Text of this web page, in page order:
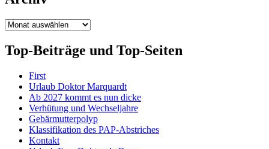
Archiv
Top-Beiträge und Top-Seiten
First
Urlaub Doktor Marquardt
Ab 2027 kommt es nun dicke
Verhütung und Wechseljahre
Gebärmutterpolyp
Klassifikation des PAP-Abstriches
Kontakt